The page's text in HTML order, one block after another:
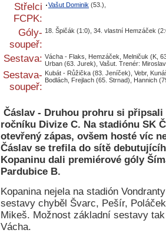
Střelci
FCPK:
Vašut Dominik (53.),
Góly-
soupeř:
18. Špičák (1:0), 34. vlastní Hemzáček
Sestava: Vácha - Flaks, Hemzáček, Melničuk (K,
Urban (63. Jurek), Vašut. Trenér:
Sestava-
soupeř:
Kubát - Růžička (83. Jeníček), Vebr,
Bodlách, Frejlach (65. Strnad), Hannich
Čáslav - Druhou prohru si
ročníku Divize C. Na stadiónu SK
otevřený zápas, ovšem hosté víc
Čáslav se trefila do sítě
Kopaninu dali premiérové góly
Pardubice B.
Kopanina nejela na stadión
sestavy chyběl Švarc, Pešír,
Mikeš. Možnost základní sestavy
Vácha.